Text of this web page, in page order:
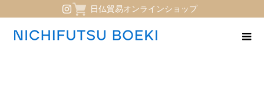
日仏貿易オンラインショップ